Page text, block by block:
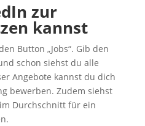
zur
kannst
Button „Jobs“. Gib den
schon siehst du alle
Angebote kannst du dich
bewerben. Zudem siehst
Durchschnitt für ein